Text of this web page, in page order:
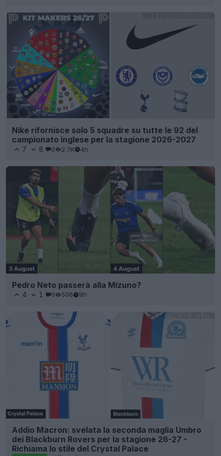
Nike rifornisce solo 5 squadre su tutte le 92 del
campionato inglese per la stagione 2026-2027
7 8 0 2.7K 4h
Pedro Neto passerà alla Mizuno?
4 1 0 506 9h
Addio Macron: svelata la seconda maglia Umbro
dei Blackburn Rovers per la stagione 26-27 -
Richiama lo stile del Crystal Palace